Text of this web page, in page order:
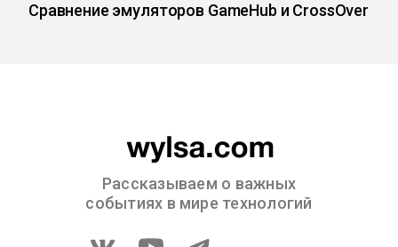
Сравнение эмуляторов GameHub и CrossOver
Рассказываем о важных
событиях в мире технологий